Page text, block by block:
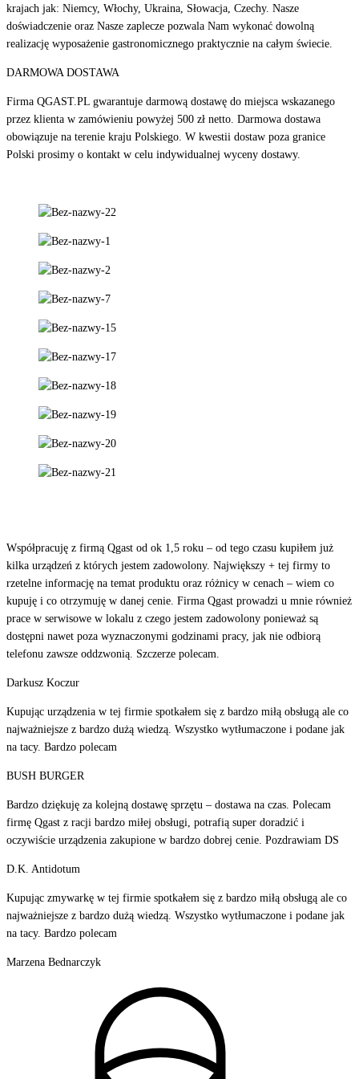
krajach jak: Niemcy, Włochy, Ukraina, Słowacja, Czechy. Nasze
doświadczenie oraz Nasze zaplecze pozwala Nam wykonać dowolną
realizację wyposażenie gastronomicznego praktycznie na całym świecie.
DARMOWA DOSTAWA
Firma QGAST.PL gwarantuje darmową dostawę do miejsca wskazanego
przez klienta w zamówieniu powyżej 500 zł netto. Darmowa dostawa
obowiązuje na terenie kraju Polskiego. W kwestii dostaw poza granice
Polski prosimy o kontakt w celu indywidualnej wyceny dostawy.
Współpracuję z firmą Qgast od ok 1,5 roku – od tego czasu kupiłem już
kilka urządzeń z których jestem zadowolony. Największy + tej firmy to
rzetelne informację na temat produktu oraz różnicy w cenach – wiem co
kupuję i co otrzymuję w danej cenie. Firma Qgast prowadzi u mnie również
prace w serwisowe w lokalu z czego jestem zadowolony ponieważ są
dostępni nawet poza wyznaczonymi godzinami pracy, jak nie odbiorą
telefonu zawsze oddzwonią. Szczerze polecam.
Darkusz Koczur
Kupując urządzenia w tej firmie spotkałem się z bardzo miłą obsługą ale co
najważniejsze z bardzo dużą wiedzą. Wszystko wytłumaczone i podane jak
na tacy. Bardzo polecam
BUSH BURGER
Bardzo dziękuję za kolejną dostawę sprzętu – dostawa na czas. Polecam
firmę Qgast z racji bardzo miłej obsługi, potrafią super doradzić i
oczywiście urządzenia zakupione w bardzo dobrej cenie. Pozdrawiam DS
D.K. Antidotum
Kupując zmywarkę w tej firmie spotkałem się z bardzo miłą obsługą ale co
najważniejsze z bardzo dużą wiedzą. Wszystko wytłumaczone i podane jak
na tacy. Bardzo polecam
Marzena Bednarczyk